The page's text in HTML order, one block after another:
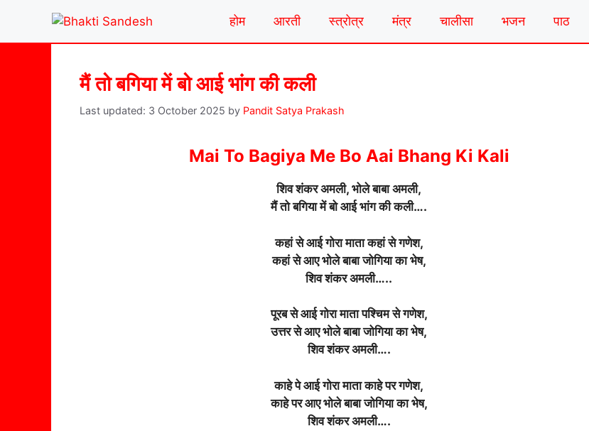
content
होम आरती स्त्रोत्र मंत्र चालीसा भजन पाठ
मैं तो बगिया में बो आई भांग की कली
3 October 2025 by Pandit Satya Prakash
Mai To Bagiya Me Bo Aai Bhang Ki Kali
शिव शंकर अमली, भोले बाबा अमली,
मैं तो बगिया में बो आई भांग की कली….
कहां से आई गोरा माता कहां से गणेश,
कहां से आए भोले बाबा जोगिया का भेष,
शिव शंकर अमली…..
पूरब से आई गोरा माता पश्चिम से गणेश,
उत्तर से आए भोले बाबा जोगिया का भेष,
शिव शंकर अमली….
काहे पे आई गोरा माता काहे पर गणेश,
काहे पर आए भोले बाबा जोगिया का भेष,
शिव शंकर अमली….